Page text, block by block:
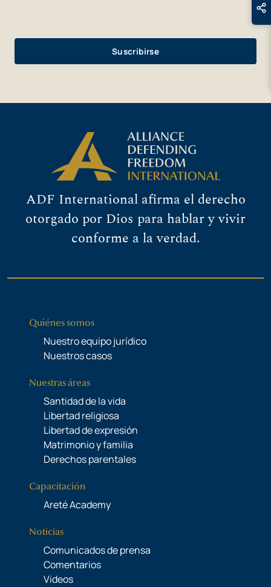
ADF International afirma el derecho
otorgado por Dios para hablar y vivir
conforme a la verdad.
Quiénes somos
Nuestro equipo jurídico
Nuestros casos
Nuestras áreas
Santidad de la vida
Libertad religiosa
Libertad de expresión
Matrimonio y familia
Derechos parentales
Capacitación
Areté Academy
Noticias
Comunicados de prensa
Comentarios
Videos